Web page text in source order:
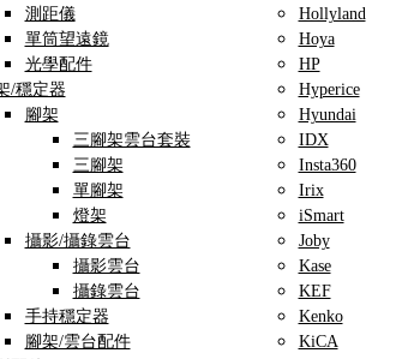
測距儀
單筒望遠鏡
光學配件
/穩定器
腳架
三腳架雲台套裝
三腳架
單腳架
燈架
攝影/攝錄雲台
攝影雲台
攝錄雲台
手持穩定器
腳架/雲台配件
Hollyland
Hoya
HP
Hyperice
Hyundai
IDX
Insta360
Irix
iSmart
Joby
Kase
KEF
Kenko
KiCA